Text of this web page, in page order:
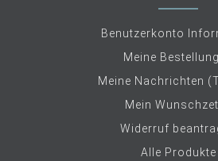
Benutzerkonto
Meine
Meine Nachrichten
Mein
Widerruf
Alle Produkte